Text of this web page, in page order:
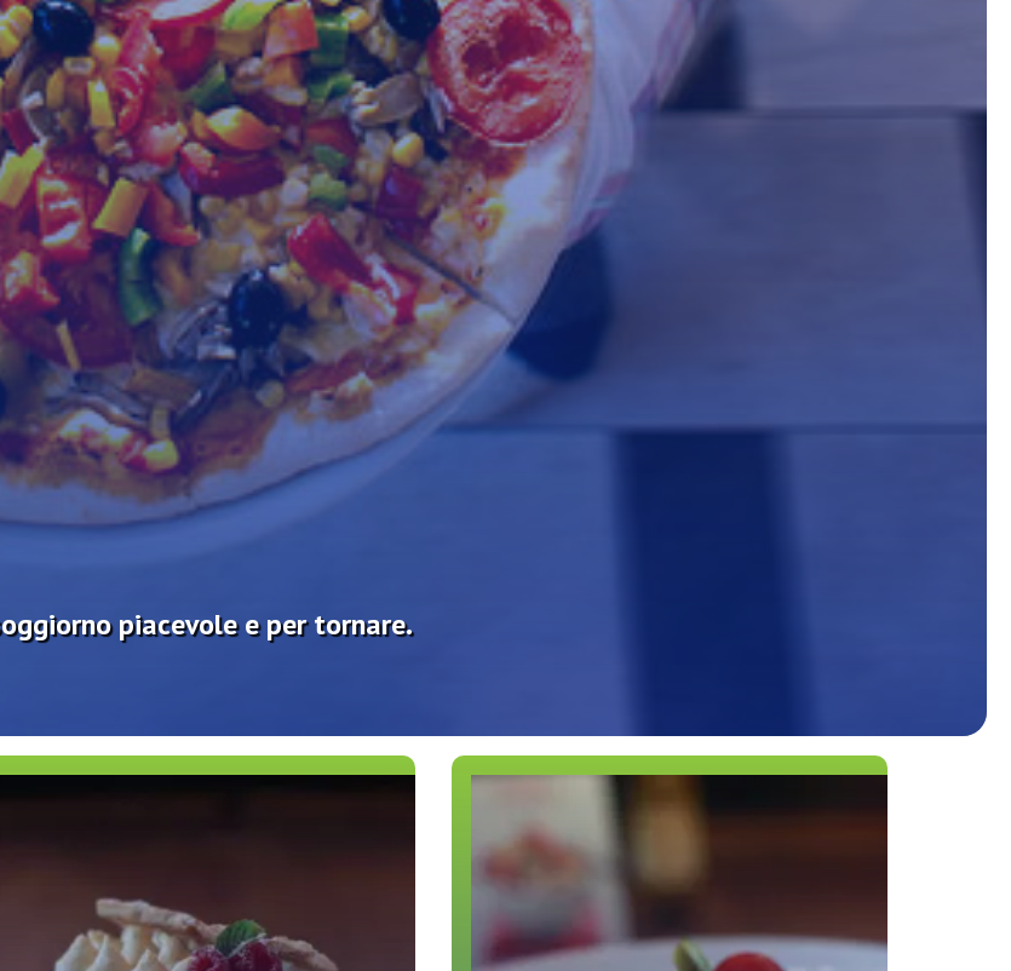
piacevole e per tornare.